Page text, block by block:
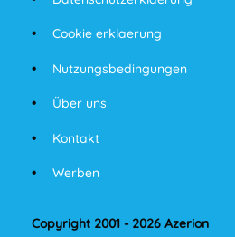
Cookie erklaerung
Nutzungsbedingungen
Über uns
Kontakt
Werben
Copyright 2001 - 2026 Azerion